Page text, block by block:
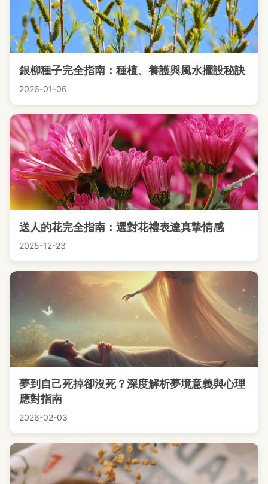
銀柳種子完全指南：種植、養護與風水擺設秘訣
2026-01-06
送人的花完全指南：選對花禮表達真摯情感
2025-12-23
夢到自己死掉卻沒死？深度解析夢境意義與心理
應對指南
2026-02-03